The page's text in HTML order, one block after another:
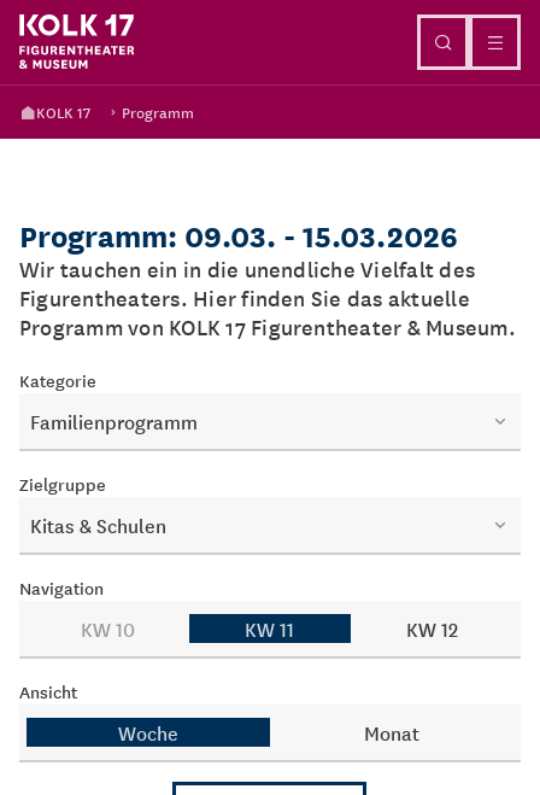
KOLK 17 Programm
Programm: 09.03. - 15.03.2026
Wir tauchen ein in die unendliche Vielfalt des
Figurentheaters. Hier finden Sie das aktuelle
Programm von KOLK 17 Figurentheater & Museum.
Kategorie
Familienprogramm
Zielgruppe
Kitas & Schulen
Navigation
KW 10 KW 11 KW 12
Ansicht
Woche Monat